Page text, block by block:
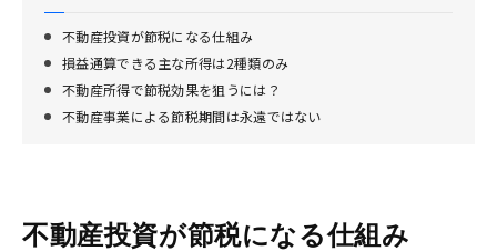
不動産投資が節税になる仕組み
損益通算できる主な所得は2種類のみ
不動産所得で節税効果を狙うには？
不動産事業による節税期間は永遠ではない
不動産投資が節税になる仕組み